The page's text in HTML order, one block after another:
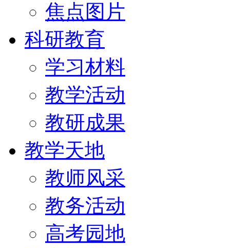
焦点图片
科研教育
学习材料
教学活动
教研成果
教学天地
教师风采
教务活动
高考园地